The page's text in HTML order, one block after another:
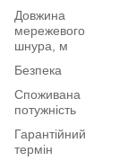
Довжина
мережевого
шнура, м
Безпека
Споживана
потужність
Гарантійний
термін